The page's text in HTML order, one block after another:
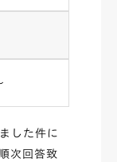
した件に
次回答致